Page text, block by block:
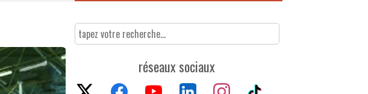
réseaux sociaux